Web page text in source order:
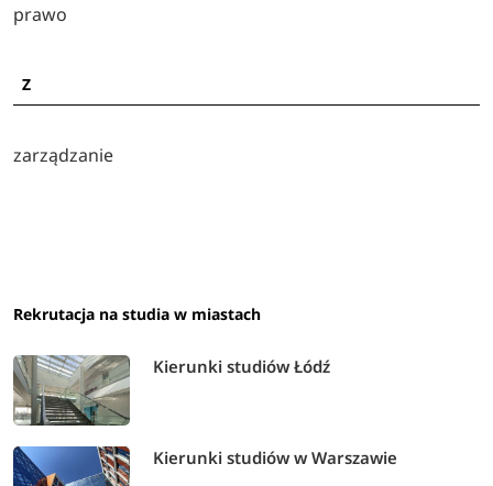
prawo
Z
zarządzanie
Rekrutacja na studia w miastach
Kierunki studiów Łódź
Kierunki studiów w Warszawie